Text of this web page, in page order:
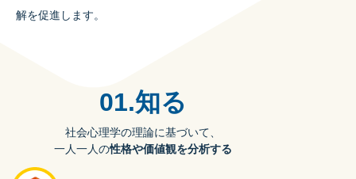
解を促進します。
01.知る
社会心理学の理論に基づいて、
一人一人の性格や価値観を分析する